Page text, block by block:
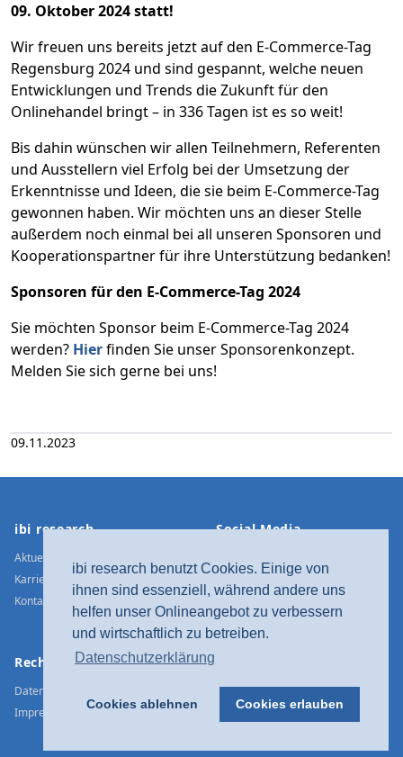
ibi research benutzt Cookies. Einige von
ihnen sind essenziell, während andere uns
helfen unser Onlineangebot zu verbessern
und wirtschaftlich zu betreiben.
Datenschutzerklärung
Cookies ablehnen Cookies erlauben
09. Oktober 2024 statt!
Wir freuen uns bereits jetzt auf den E-Commerce-Tag
Regensburg 2024 und sind gespannt, welche neuen
Entwicklungen und Trends die Zukunft für den
Onlinehandel bringt – in 336 Tagen ist es so weit!
Bis dahin wünschen wir allen Teilnehmern, Referenten
und Ausstellern viel Erfolg bei der Umsetzung der
Erkenntnisse und Ideen, die sie beim E-Commerce-Tag
gewonnen haben. Wir möchten uns an dieser Stelle
außerdem noch einmal bei all unseren Sponsoren und
Kooperationspartner für ihre Unterstützung bedanken!
Sponsoren für den E-Commerce-Tag 2024
Sie möchten Sponsor beim E-Commerce-Tag 2024
werden? Hierfinden Sie unser Sponsorenkonzept.
Melden Sie sich gerne bei uns!
09.11.2023
ibi research
Aktuelle Meldungen
Karriere
Kontakt / Anfahrt
Rechtliches
Datenschutz
Impressum
Social Media
YouTube